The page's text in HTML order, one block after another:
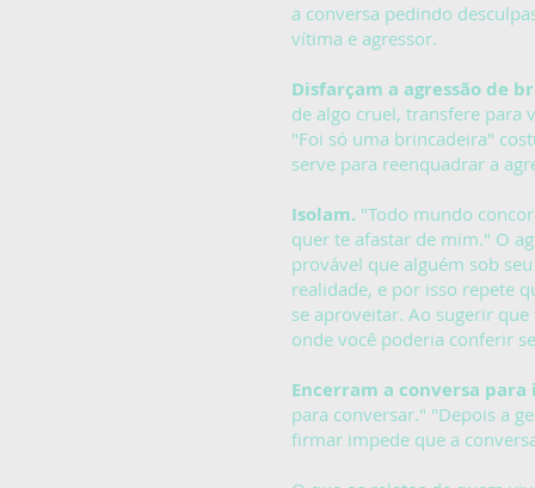
a conversa pedindo
vítima e agressor.
Disfarçam a agressão de
de algo cruel, transfere para
"Foi só uma brincadeira"
serve para reenquadrar a
Isolam. "Todo mundo
quer te afastar de mim." O
provável que alguém sob
realidade, e por isso repete
se aproveitar. Ao sugerir
onde você poderia conferir
Encerram a conversa
para conversar." "Depois a
firmar impede que a